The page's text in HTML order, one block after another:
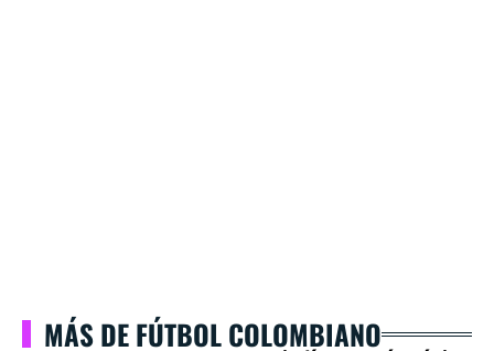
MÁS DE FÚTBOL COLOMBIANO